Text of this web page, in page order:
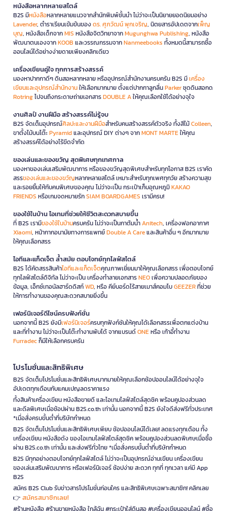
หนังสือหลากหลายสไตล์
B2S มีหนังสือหลากหลายแนวจากสำนักพิมพ์ชั้นนำ ไม่ว่าจะเป็นนิยายยอดนิยมอย่าง
Lavender, ตำราเรียนเข้มข้นของดร. ศุภวัฒน์ พุกเจริญ, นิตยสารอัปเดตจากเพ็ญ
บุญ, หนังสือเด็กจากMIS หนังสือจิตวิทยาจากMugunghwa Publishing, หนังสือ
พัฒนาตนเองจากKOOB และวรรณกรรมจากNanmeebooks ทั้งหมดนี้สามารถซื้อ
ออนไลน์ได้อย่างง่ายดายเพียงคลิกเดียว
เครื่องเขียนคู่ใจ ทุกการสร้างสรรค์
มองหาปากกาดีๆ ดินสอหลากหลาย หรืออุปกรณ์สำนักงานครบครัน B2S มีเครื่อง
เขียนและอุปกรณ์สำนักงานให้เลือกมากมาย ตั้งแต่ปากกาลูกลื่นParkerชุดดินสอกด
Rotringไปจนถึงกระดาษถ่ายเอกสารDOUBLE Aให้คุณเลือกใช้ได้อย่างจุใจ
งานศิลป์ งานฝีมือ สร้างสรรค์ไม่รู้จบ
B2S จัดเต็มอุปกรณ์ศิลปะและงานฝีมือสำหรับคนสร้างสรรค์ตัวจริง ทั้งสีไม้Colleen,
ขาตั้งไม้บนโต๊ะPyramidและอุปกรณ์ DIY ต่างๆ จากMONT MARTEให้คุณ
สร้างสรรค์ได้อย่างไร้ขีดจำกัด
ของเล่นและของขวัญ สุดพิเศษทุกเทศกาล
มองหาของเล่นเสริมพัฒนาการ หรือของขวัญสุดพิเศษสำหรับทุกโอกาส B2S เราคัด
สรรของเล่นและของขวัญหลากหลายสไตล์ เหมาะสำหรับทุกเพศทุกวัย สร้างความสุข
และรอยยิ้มให้กับคนพิเศษของคุณ ไม่ว่าจะเป็น กระเป๋าเก็บอุณหภูมิKAKAO
FRIENDS หรือเกมจดหมายรักSIAM BOARDGAMES เรามีครบ!
ของใช้ในบ้าน ไอเทมที่ช่วยให้ชีวิตสะดวกสบายขึ้น
ที่ B2S เรามีของใช้ในบ้านครบครัน ไม่ว่าจะเป็นกาต้มน้ำAnitech, เครื่องฟอกอากาศ
Xiaomi, หน้ากากอนามัยทางการแพทย์Double A Careและสินค้าอื่น ๆ อีกมากมาย
ให้คุณเลือกสรร
ไอทีและแก็ดเจ็ต ล้ำสมัย ตอบโจทย์ทุกไลฟ์สไตล์
B2S ได้คัดสรรสินค้าไอทีและแก็ดเจ็ตคุณภาพเยี่ยมมาให้คุณเลือกสรร เพื่อตอบโจทย์
ทุกไลฟ์สไตล์ดิจิทัล ไม่ว่าจะเป็น เครื่องทำลายเอกสารNEOเพื่อความปลอดภัยของ
ข้อมูล, เอ็กซ์เทอนัลฮาร์ดดิสก์WD, หรือ คีย์บอร์ดไร้สายเมาส์คอมโบGEEZERที่ช่วย
ให้การทำงานของคุณสะดวกสบายยิ่งขึ้น
เฟอร์นิเจอร์ดีไซน์ครบฟังก์ชั่น
นอกจากนี้ B2S ยังมีเฟอร์นิเจอร์ครบทุกฟังก์ชันให้คุณได้เลือกสรรเพื่อตกแต่งบ้าน
และที่ทำงาน ไม่ว่าจะเป็นโต๊ะทำงานพับได้ จากแบรนด์ONEหรือ เก้าอี้ทำงาน
Furradecก็มีให้เลือกครบครัน
โปรโมชั่นและสิทธิพิเศษ
B2S จัดเต็มโปรโมชั่นและสิทธิพิเศษมากมายให้คุณเลือกช้อปออนไลน์ได้อย่างจุใจ
อัปเดตทุกเดือนกับแคมเปญลดราคาแรง
ทั้งสินค้าเครื่องเขียน หนังสือขายดี และไอเทมไลฟ์สไตล์สุดชิค พร้อมคูปองส่วนลด
และดีลพิเศษเมื่อช้อปผ่าน B2S.co.th เท่านั้น นอกจากนี้ B2S ยังใจดีส่งฟรีทั่วประเทศ
*เมื่อสั่งครบขั้นต่ำที่บริษัทกำหนด
B2S จัดเต็มโปรโมชั่นและสิทธิพิเศษเพียบ ช้อปออนไลน์ได้เลย! ลดแรงทุกเดือน ทั้ง
เครื่องเขียน หนังสือดัง ของไอเทมไลฟ์สไตล์สุดชิค พร้อมคูปองส่วนลดพิเศษเมื่อซื้อ
ผ่าน B2S.co.th เท่านั้น และส่งฟรีทั่วไทย *เมื่อสั่งครบขั้นต่ำที่บริษัทกำหนด
B2S มีทุกอย่างตอบโจทย์ทุกไลฟ์สไตล์ ไม่ว่าจะเป็นอุปกรณ์อ่านเขียน เครื่องเขียน
ของเล่นเสริมพัฒนาการ หรือเฟอร์นิเจอร์ ช้อปง่าย สะดวก ทุกที่ ทุกเวลา แค่มี App
B2S
สมัคร B2S Club รับข่าวสารโปรโมชั่นก่อนใคร และสิทธิพิเศษเฉพาะสมาชิก! คลิกเลย
👉 สมัครสมาชิกเลย!
#ร้านหนังสือ #ร้านขายหนังสือ ใกล้ฉัน #กระเป๋าใส่ดินสอ #เครื่องเขียนออนไลน์ #ซื้อ